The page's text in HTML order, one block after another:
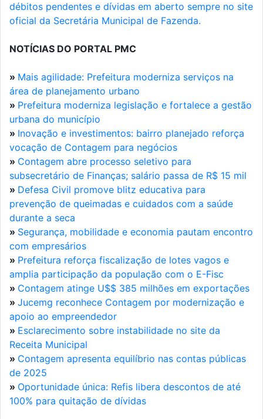
débitos pendentes e dívidas em aberto sempre no site
oficial da Secretária Municipal de Fazenda.
NOTÍCIAS DO PORTAL PMC
» Mais agilidade: Prefeitura moderniza serviços na
área de planejamento urbano
» Prefeitura moderniza legislação e fortalece a gestão
urbana do município
» Inovação e investimentos: bairro planejado reforça
vocação de Contagem para negócios
» Contagem abre processo seletivo para
subsecretário de Finanças; salário passa de R$ 15 mil
» Defesa Civil promove blitz educativa para
prevenção de queimadas e cuidados com a saúde
durante a seca
» Segurança, mobilidade e economia pautam encontro
com empresários
» Prefeitura reforça fiscalização de lotes vagos e
amplia participação da população com o E-Fisc
» Contagem atinge U$$ 385 milhões em exportações
» Jucemg reconhece Contagem por modernização e
apoio ao empreendedor
» Esclarecimento sobre instabilidade no site da
Receita Municipal
» Contagem apresenta equilíbrio nas contas públicas
de 2025
» Oportunidade única: Refis libera descontos de até
100% para quitação de dívidas